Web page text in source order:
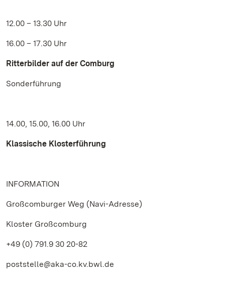
12.00 – 13.30 Uhr
16.00 – 17.30 Uhr
Ritterbilder auf der Comburg
Sonderführung
14.00, 15.00, 16.00 Uhr
Klassische Klosterführung
INFORMATION
Großcomburger Weg (Navi-Adresse)
Kloster Großcomburg
+49 (0) 791.9 30 20-82
poststelle@aka-co.kv.bwl.de